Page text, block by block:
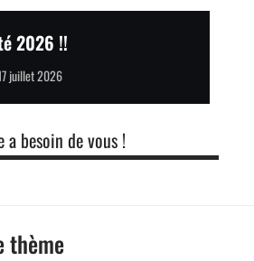
2026 !!
juillet 2026
besoin de vous !
thème